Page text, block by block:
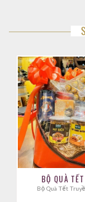
BỘ QUÀ
Bộ Quà Tết